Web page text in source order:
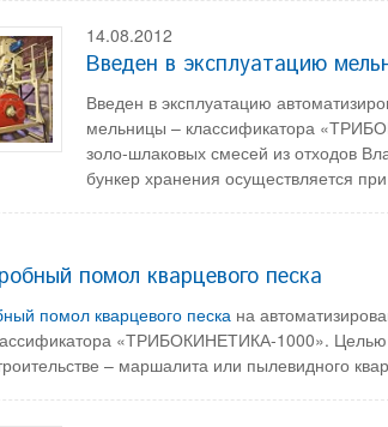
14.08.2012
Введен в эксплуатацию
Введен в эксплуатацию
мельницы – классификатора
золо-шлаковых смесей из отходов
бункер хранения осуществляется
помол кварцевого песка
помол кварцевого песка на
«ТРИБОКИНЕТИКА-1000». Целью
– маршалита или пылевидного